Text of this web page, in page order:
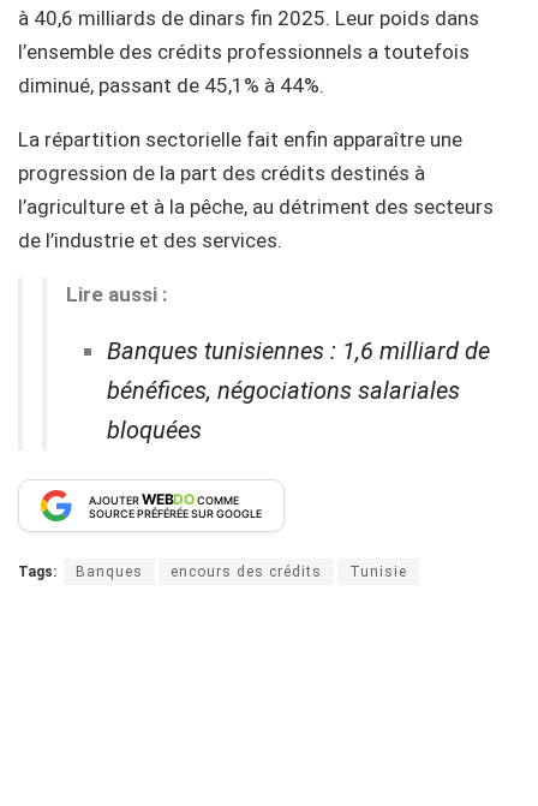
à 40,6 milliards de dinars fin 2025. Leur poids dans
l’ensemble des crédits professionnels a toutefois
diminué, passant de 45,1% à 44%.
La répartition sectorielle fait enfin apparaître une
progression de la part des crédits destinés à
l’agriculture et à la pêche, au détriment des secteurs
de l’industrie et des services.
Lire aussi :
Banques tunisiennes : 1,6 milliard de
bénéfices, négociations salariales
bloquées
AJOUTERWEBDOCOMME
SOURCE PRÉFÉRÉE SUR GOOGLE
Tags: Banques encours des crédits Tunisie